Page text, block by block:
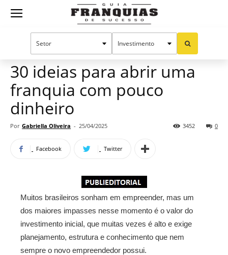
Guia
Oportunidades e tendências Publieditorial
30 ideias para abrir uma
franquia com pouco
dinheiro
Por Gabriella Oliveira - 25/04/2025 0
3452
Facebook Twitter
Muitos brasileiros sonham em empreender, mas um
dos maiores impasses nesse momento é o valor do
investimento inicial, que muitas vezes é alto e exige
planejamento, estrutura e conhecimento que nem
sempre o novo empreendedor possui.